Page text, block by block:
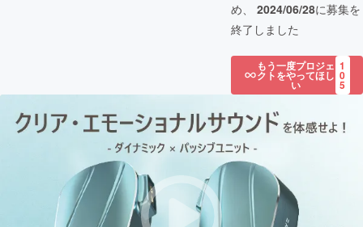
め、 2024/06/28に募集を
終了しました
もう一度プロジェ
クトをやってほし
い
1
0
5